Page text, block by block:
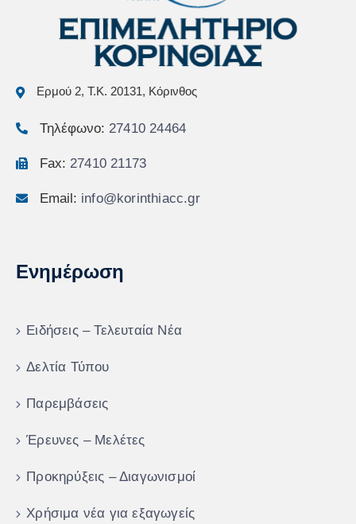
Ερμού 2, Τ.Κ. 20131, Κόρινθος
Τηλέφωνο: 27410 24464
Fax: 27410 21173
Email: info@korinthiacc.gr
Ενημέρωση
Ειδήσεις – Τελευταία Νέα
Δελτία Τύπου
Παρεμβάσεις
Έρευνες – Μελέτες
Προκηρύξεις – Διαγωνισμοί
Χρήσιμα νέα για εξαγωγείς